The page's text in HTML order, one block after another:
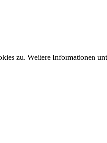
zu. Weitere Informationen